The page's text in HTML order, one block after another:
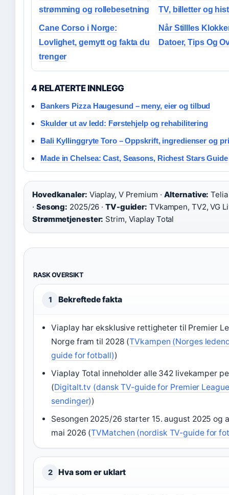
strømming og rollebesetning
TV, billetter og
Cane Corso i Norge:
Lovlighet, gemytt og fakta du
trenger
Når Stillles
Datoer, Tips Og
4 RELATERTE INNLEGG
Bankers Pizza Haugesund – meny, eier og tilbud
Skulder ut av ledd: Førstehjelp og rehabilitering
Bali Kyllinggryte Toro – Oppskrift, ingredienser og
Made in Chelsea: Cast, Seasons, Richest Stars Guide
Hovedkanaler: Viaplay, V Premium · Alternative:
· Sesong: 2025/26 ·TV-guider: TVkampen, TV2, VG
Strømmetjenester: Strim, Viaplay Total
RASK OVERSIKT
1 Bekreftede fakta
Viaplay har eksklusive rettigheter til Premier
Norge fram til 2028 (TVkampen (Norges
guide for fotball))
Viaplay Total inneholder alle 342 livekamper
(Digitalt.tv (dansk TV-guide for Premier
sendinger))
Sesongen 2025/26 starter 15. august 2025 og
mai 2026 (TVMatchen (nordisk TV-guide for
2 Hva som er uklart